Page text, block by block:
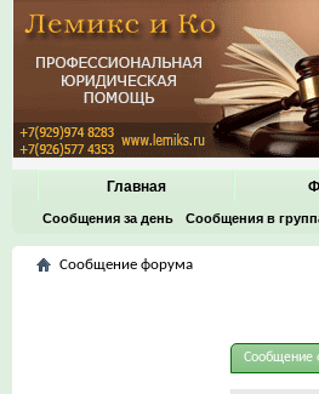
Главная
Сообщения за день Сообщения в
Сообщение форума
Сообщение